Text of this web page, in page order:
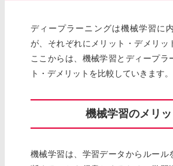
ディープラーニングは機械学習に
が、それぞれにメリット・デメリッ
ここからは、機械学習とディープラ
ト・デメリットを比較していきます。
機械学習のメリッ
機械学習は、学習データからルール